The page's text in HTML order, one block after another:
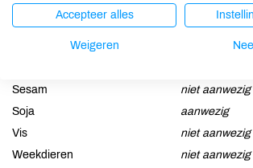
Mosterd
niet aanwezig
Noten
kan bevatten
Schaaldieren
niet aanwezig
Sesam
niet aanwezig
Soja
aanwezig
Vis
niet aanwezig
Weekdieren
niet aanwezig
Accepteer alles
Weigeren